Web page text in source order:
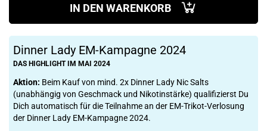
IN DEN WARENKORB
Dinner Lady EM-Kampagne 2024
DAS HIGHLIGHT IM MAI 2024
Aktion: Beim Kauf von mind. 2x Dinner Lady Nic Salts
(unabhängig von Geschmack und Nikotinstärke) qualifizierst Du
Dich automatisch für die Teilnahme an der EM-Trikot-Verlosung
der Dinner Lady EM-Kampagne 2024.